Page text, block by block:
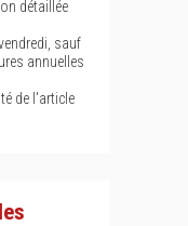
détaillée
sauf
annuelles
de l'article